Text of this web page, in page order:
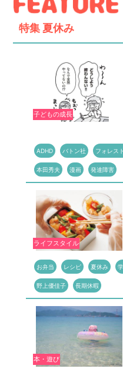
特集 夏休み
子どもの成長
ADHD バトン社 フォレス
本田秀夫 漫画 発達障害
ライフスタイル
お弁当 レシピ 夏休み
野上優佳子 長期休暇
本・遊び